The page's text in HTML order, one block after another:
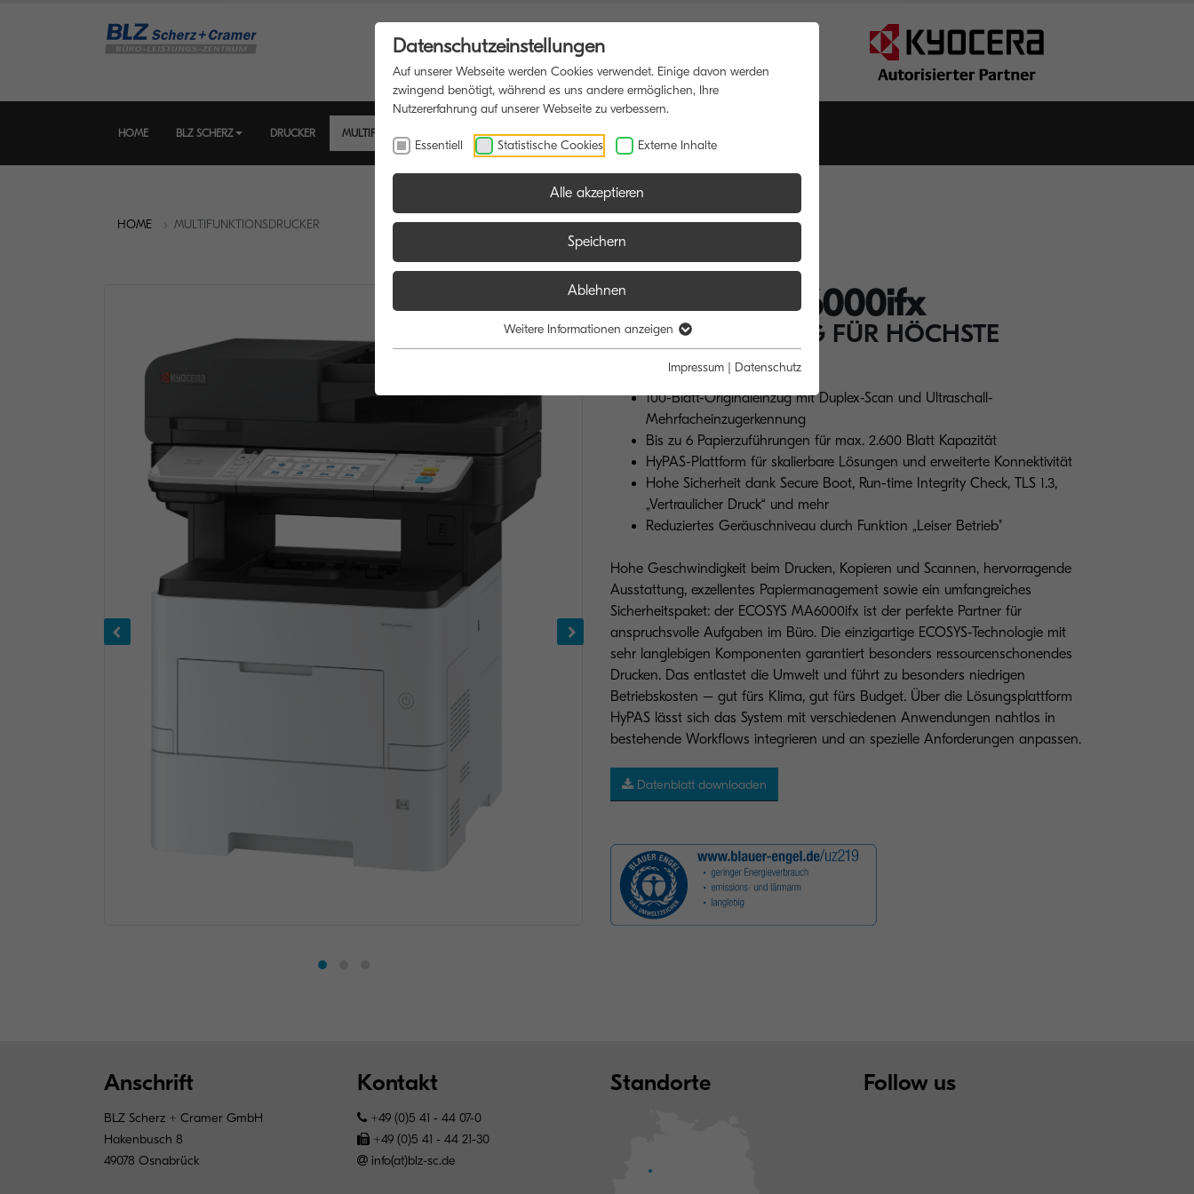
HOME BLZ SCHERZ DRUCKER MULTIFUNKTIONSDRUCKER SOFTWARE BLOG
HOME MULTIFUNKTIONSDRUCKER
ECOSYS MA6000ifx
HÖCHSTLEISTUNG FÜR HÖCHSTE
ANSPRÜCHE
100-Blatt-Originaleinzug mit Duplex-Scan und Ultraschall-
Mehrfacheinzugerkennung
Bis zu 6 Papierzuführungen für max. 2.600 Blatt Kapazität
HyPAS-Plattform für skalierbare Lösungen und erweiterte Konnektivität
Hohe Sicherheit dank Secure Boot, Run-time Integrity Check, TLS 1.3,
„Vertraulicher Druck“ und mehr
Reduziertes Geräuschniveau durch Funktion „Leiser Betrieb"
Hohe Geschwindigkeit beim Drucken, Kopieren und Scannen, hervorragende
Ausstattung, exzellentes Papiermanagement sowie ein umfangreiches
Sicherheitspaket: der ECOSYS MA6000ifx ist der perfekte Partner für
anspruchsvolle Aufgaben im Büro. Die einzigartige ECOSYS-Technologie mit
sehr langlebigen Komponenten garantiert besonders ressourcenschonendes
Drucken. Das entlastet die Umwelt und führt zu besonders niedrigen
Betriebskosten – gut fürs Klima, gut fürs Budget. Über die Lösungsplattform
HyPAS lässt sich das System mit verschiedenen Anwendungen nahtlos in
bestehende Workflows integrieren und an spezielle Anforderungen anpassen.
Datenblatt downloaden
Anschrift
BLZ Scherz + Cramer GmbH
Hakenbusch 8
49078 Osnabrück
Kontakt
+49 (0)5 41 - 44 07-0
+49 (0)5 41 - 44 21-30
info(at)blz-sc.de
Standorte Follow us
Datenschutzeinstellungen
Auf unserer Webseite werden Cookies verwendet. Einige davon werden
zwingend benötigt, während es uns andere ermöglichen, Ihre
Nutzererfahrung auf unserer Webseite zu verbessern.
Essentiell Statistische Cookies Externe Inhalte
Alle akzeptieren
Speichern
Ablehnen
Weitere Informationen anzeigen
Impressum | Datenschutz